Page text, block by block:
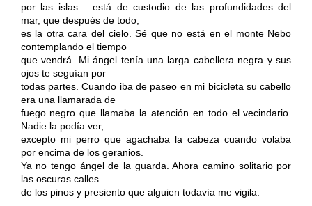
por las islas— está de custodio de las profundidades del
mar, que después de todo,
es la otra cara del cielo. Sé que no está en el monte Nebo
contemplando el tiempo
que vendrá. Mi ángel tenía una larga cabellera negra y sus
ojos te seguían por
todas partes. Cuando iba de paseo en mi bicicleta su cabello
era una llamarada de
fuego negro que llamaba la atención en todo el vecindario.
Nadie la podía ver,
excepto mi perro que agachaba la cabeza cuando volaba
por encima de los geranios.
Ya no tengo ángel de la guarda. Ahora camino solitario por
las oscuras calles
de los pinos y presiento que alguien todavía me vigila.